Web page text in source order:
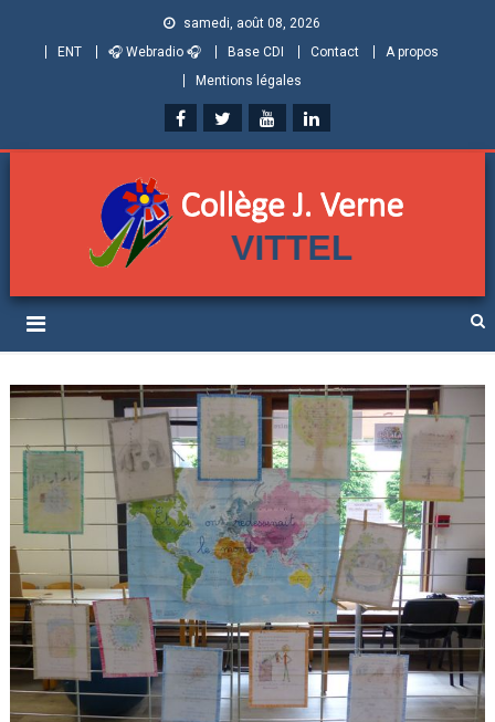
samedi, août 08, 2026
ENT
🎧 Webradio 🎧 Base CDI Contact
A propos
Mentions légales
Collège Jules Verne de
Vittel (Vosges)